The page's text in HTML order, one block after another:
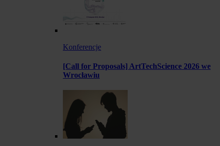
Konferencje
[Call for Proposals] ArtTechScience 2026 we
Wrocławiu